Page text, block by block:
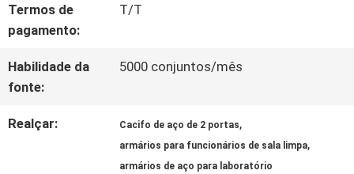
CONTACTE-
NOS
NOTÍCIAS
Termos de
pagamento:
T/T
Habilidade da
fonte:
5000 conjuntos/mês
Realçar: Cacifo de aço de 2 portas,
armários para funcionários de sala limpa,
armários de aço para laboratório